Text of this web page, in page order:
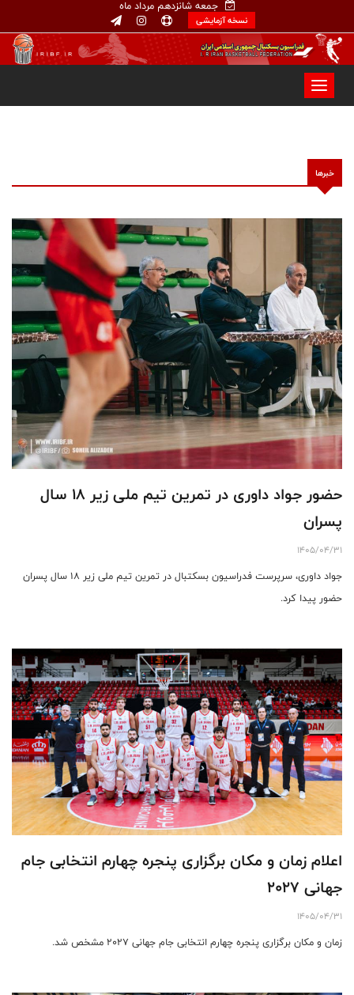
جمعه شانزدهم مرداد ماه
نسخه آزمایشی
خبرها
حضور جواد داوری در تمرین تیم ملی زیر ۱۸ سال
پسران
1405/04/31
جواد داوری، سرپرست فدراسیون بسکتبال در تمرین تیم ملی زیر ۱۸ سال پسران
حضور پیدا کرد.
اعلام زمان و مکان برگزاری پنجره چهارم انتخابی جام
جهانی ۲۰۲۷
1405/04/31
زمان و مکان برگزاری پنجره چهارم انتخابی جام جهانی ۲۰۲۷ مشخص شد.